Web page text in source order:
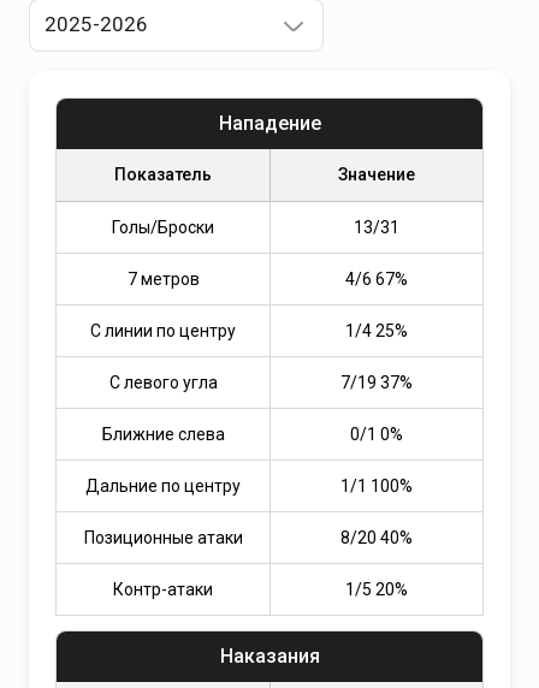
2025-2026
Нападение
Показатель Значение
Голы/Броски 13/31
7 метров 4/6 67%
С линии по центру 1/4 25%
С левого угла 7/19 37%
Ближние слева 0/1 0%
Дальние по центру 1/1 100%
Позиционные атаки 8/20 40%
Контр-атаки 1/5 20%
Наказания